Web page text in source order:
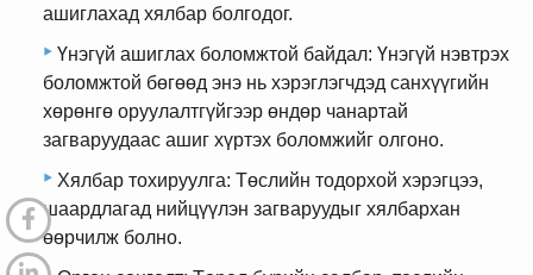
ашиглахад хялбар болгодог.
Үнэгүй ашиглах боломжтой байдал: Үнэгүй нэвтрэх
боломжтой бөгөөд энэ нь хэрэглэгчдэд санхүүгийн
хөрөнгө оруулалтгүйгээр өндөр чанартай
загваруудаас ашиг хүртэх боломжийг олгоно.
Хялбар тохируулга: Төслийн тодорхой хэрэгцээ,
шаардлагад нийцүүлэн загваруудыг хялбархан
өөрчилж болно.